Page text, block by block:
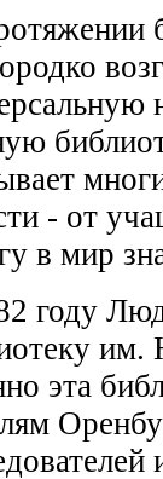
- от
в мир
году
им.
эта